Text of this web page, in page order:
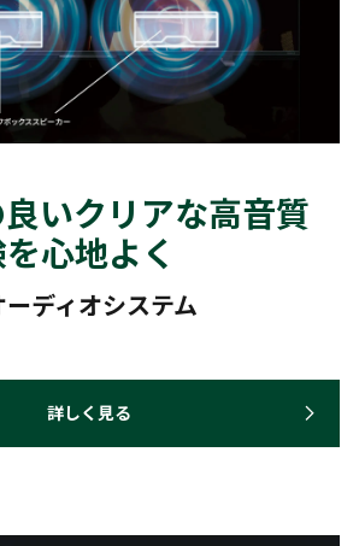
いクリアな高音質
心地よく
ディオシステム
詳しく見る